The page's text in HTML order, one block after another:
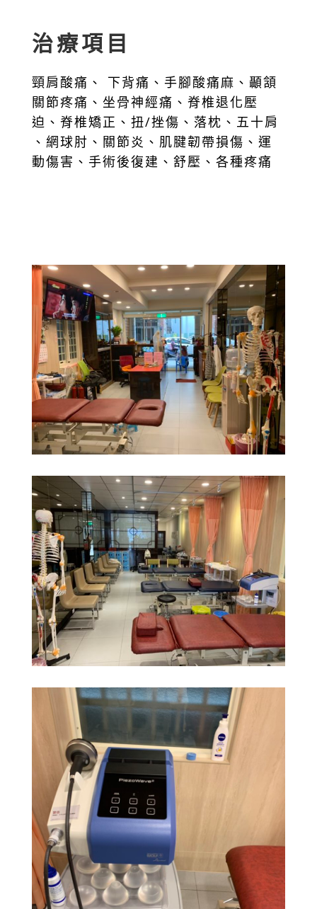
治療項目
頸肩酸痛、 下背痛、手腳酸痛麻、顳頷
關節疼痛、坐骨神經痛、脊椎退化壓
迫、脊椎矯正、扭/挫傷、落枕、五十肩
、網球肘、關節炎、肌腱韌帶損傷、運
動傷害、手術後復建、舒壓、各種疼痛